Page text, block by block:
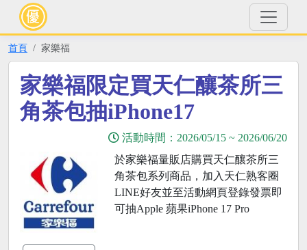
首頁 家樂福
家樂福限定買天仁釀茶所三
角茶包抽iPhone17
活動時間： 2026/05/15 ~ 2026/06/20
於家樂福量販店購買天仁釀茶所三
角茶包系列商品，加入天仁熟客圈
LINE好友並至活動網頁登錄發票即
可抽Apple 蘋果iPhone 17 Pro